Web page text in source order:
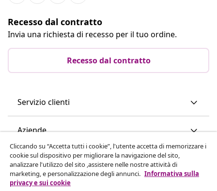
Recesso dal contratto
Invia una richiesta di recesso per il tuo ordine.
Recesso dal contratto
Servizio clienti
Aziende
vidaXL
Scopri di più
Cliccando su “Accetta tutti i cookie”, l'utente accetta di memorizzare i
cookie sul dispositivo per migliorare la navigazione del sito,
analizzare l'utilizzo del sito ,assistere nelle nostre attività di
marketing, e personalizzazione degli annunci. Informativa sulla
privacy e sui cookie